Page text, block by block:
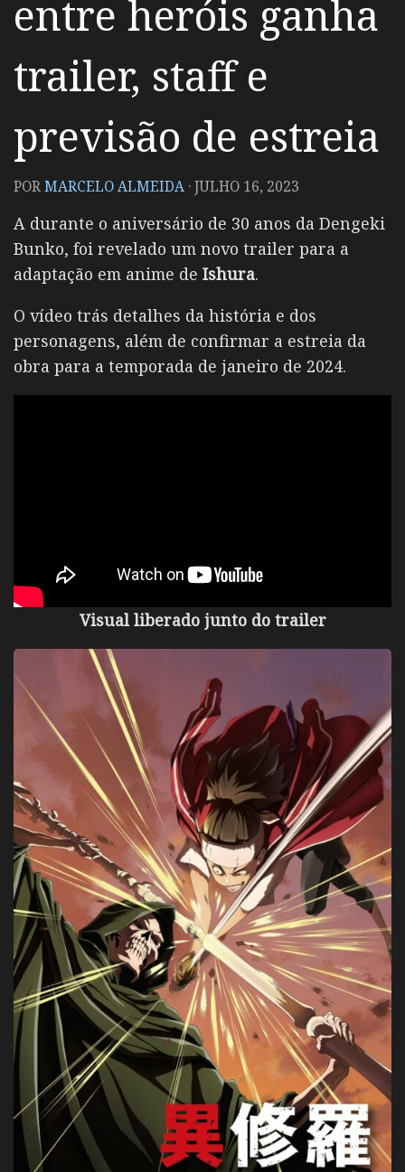
entre heróis ganha
trailer, staff e
previsão de estreia
PORMARCELO ALMEIDA ·JULHO 16, 2023
A durante o aniversário de 30 anos da Dengeki
Bunko, foi revelado um novo trailer para a
adaptação em anime de Ishura.
O vídeo trás detalhes da história e dos
personagens, além de confirmar a estreia da
obra para a temporada de janeiro de 2024.
Visual liberado junto do trailer